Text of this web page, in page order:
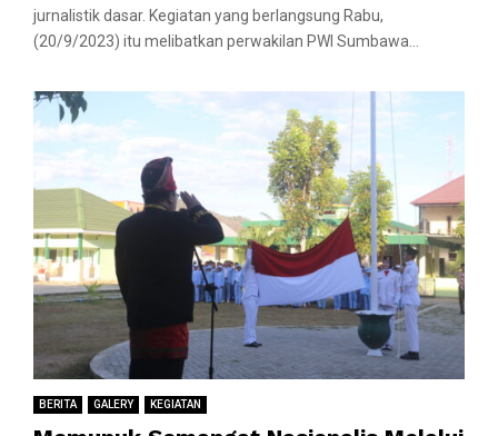
jurnalistik dasar. Kegiatan yang berlangsung Rabu,
(20/9/2023) itu melibatkan perwakilan PWI Sumbawa...
BERITA GALERY KEGIATAN